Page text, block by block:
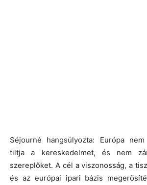
Séjourné hangsúlyozta: Európa
tiltja a kereskedelmet, és nem
szereplőket. A cél a viszonosság, a
és az európai ipari bázis